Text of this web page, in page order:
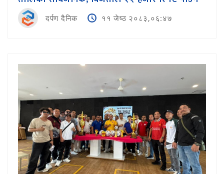
दर्पण दैनिक ११ जेष्ठ २०८३,०६:४७